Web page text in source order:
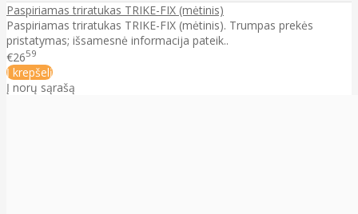
Paspiriamas triratukas TRIKE-FIX (mėtinis)
Paspiriamas triratukas TRIKE-FIX (mėtinis). Trumpas prekės
pristatymas; išsamesnė informacija pateik..
€2659
Į krepšelį
Į norų sąrašą